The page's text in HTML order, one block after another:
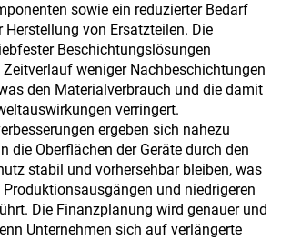
sowie ein reduzierter Bedarf
von Ersatzteilen. Die
Beschichtungslösungen
weniger Nachbeschichtungen
den Materialverbrauch und die damit
verringert.
ergeben sich nahezu
die Oberflächen der Geräte durch den
stabil und vorhersehbar bleiben, was
und niedrigeren
Die Finanzplanung wird genauer und
Unternehmen sich auf verlängerte